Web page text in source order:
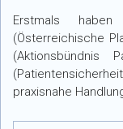
Erstmals
(Österreichische
(Aktionsbündnis
praxisnahe